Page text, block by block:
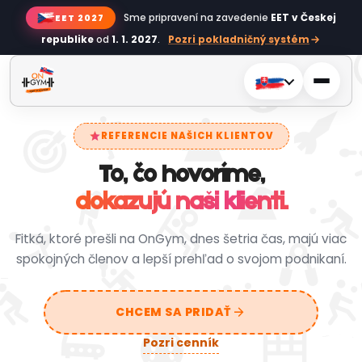
EET 2027 Sme pripravení na zavedenie EET v Českej
republikeod 1. 1. 2027. Pozri pokladničný systém
starREFERENCIE NAŠICH KLIENTOV
To, čo hovoríme,
dokazujú naši klienti.
Fitká, ktoré prešli na OnGym, dnes šetria čas, majú viac
spokojných členov a lepší prehľad o svojom podnikaní.
CHCEM SA PRIDAŤarrow_forward
Pozri cenník